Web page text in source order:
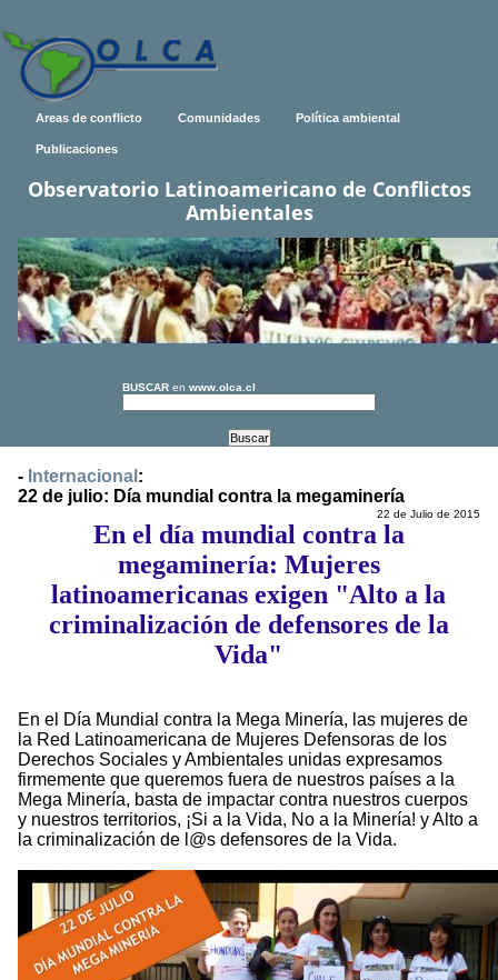
Areas de conflicto Comunidades Política ambiental
Publicaciones
Observatorio Latinoamericano de Conflictos
Ambientales
BUSCAR en www.olca.cl
- Internacional :
22 de julio: Día mundial contra la megaminería
22 de Julio de 2015
En el día mundial contra la
megaminería: Mujeres
latinoamericanas exigen "Alto a la
criminalización de defensores de la
Vida"
En el Día Mundial contra la Mega Minería, las mujeres de
la Red Latinoamericana de Mujeres Defensoras de los
Derechos Sociales y Ambientales unidas expresamos
firmemente que queremos fuera de nuestros países a la
Mega Minería, basta de impactar contra nuestros cuerpos
y nuestros territorios, ¡Si a la Vida, No a la Minería! y Alto a
la criminalización de l@s defensores de la Vida.